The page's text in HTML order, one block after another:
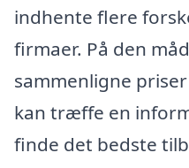
indhente flere
firmaer. På den
sammenligne
kan træffe en
finde det bedste